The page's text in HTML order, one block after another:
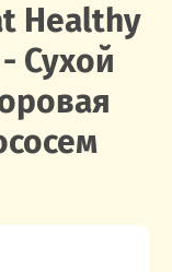
Healthy
Сухой